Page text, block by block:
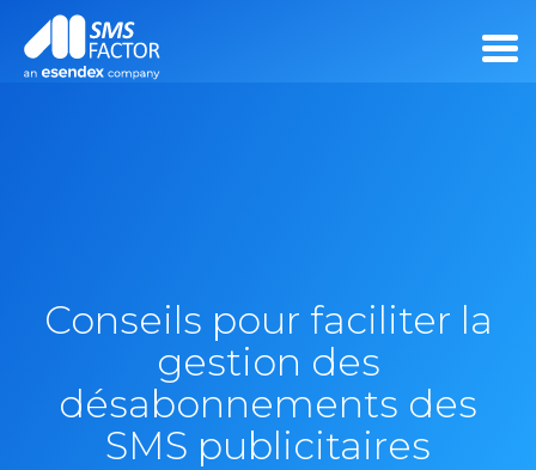
Conseils pour faciliter la
gestion des
désabonnements des
SMS publicitaires